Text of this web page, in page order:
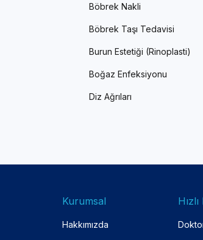
Böbrek Nakli
Böbrek Taşı Tedavisi
Burun Estetiği (Rinoplasti)
Boğaz Enfeksiyonu
Diz Ağrıları
Kurumsal
Hakkımızda